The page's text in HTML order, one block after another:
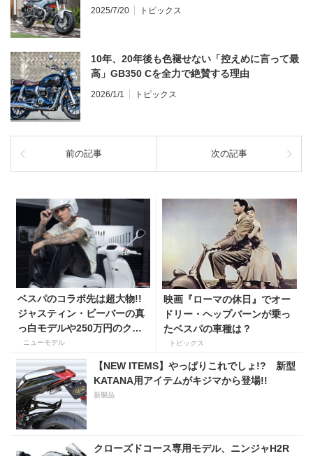
2025/7/20 トピックス
10年、20年後も色褪せない「控えめに言って最
高」GB350 Cを全力で絶賛する理由
2026/1/1 トピックス
前の記事 次の記事
ベスパのコラボ先は超大物!!
ジャスティン・ビーバーの真
っ白モデルや250万円のクリ
スチャン・ディオールモデル
ニューモデル
映画『ローマの休日』でオー
ドリー・ヘップバーンが乗っ
たベスパの車種は？
トピックス
【NEW ITEMS】やっぱりこれでしょ!? 新型
KATANA用アイテムがキジマから登場!!
新製品
クローズドコース専用モデル、ニンジャH2R